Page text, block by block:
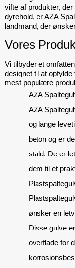
vifte af produkter,
dyrehold, er AZA
landmand, der
Vores
Vi tilbyder et
designet til at
mest populære
AZA
AZA
og lange
beton og er
stald. De er
dem til et
ønsker en
Disse gulve
overflade for